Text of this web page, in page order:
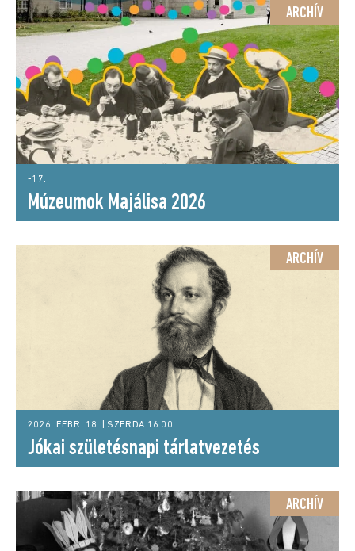
ARCHÍV
-17.
Múzeumok Majálisa 2026
ARCHÍV
2026. FEBR. 18. | SZERDA 16:00
Jókai születésnapi tárlatvezetés
ARCHÍV